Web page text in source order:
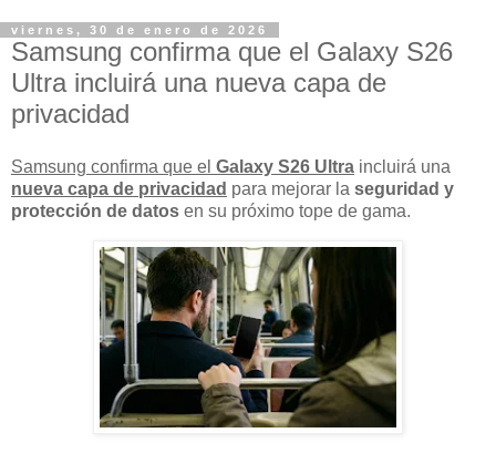
viernes, 30 de enero de 2026
Samsung confirma que el Galaxy S26
Ultra incluirá una nueva capa de
privacidad
Samsung confirma que el Galaxy S26 Ultra incluirá una
nueva capa de privacidad para mejorar la seguridad y
protección de datos en su próximo tope de gama.